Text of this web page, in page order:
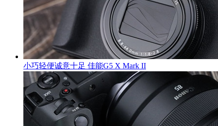
小巧轻便诚意十足 佳能G5 X Mark II